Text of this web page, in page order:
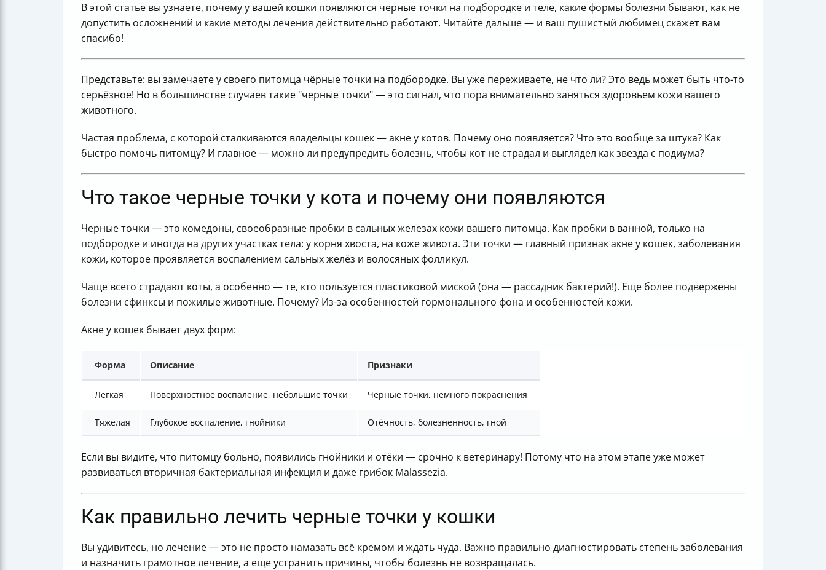
В этой статье вы узнаете, почему у вашей кошки появляются черные точки на подбородке и теле, какие формы болезни бывают, как не
допустить осложнений и какие методы лечения действительно работают. Читайте дальше — и ваш пушистый любимец скажет вам
спасибо!
Представьте: вы замечаете у своего питомца чёрные точки на подбородке. Вы уже переживаете, не что ли? Это ведь может быть что-то
серьёзное! Но в большинстве случаев такие "черные точки" — это сигнал, что пора внимательно заняться здоровьем кожи вашего
животного.
Частая проблема, с которой сталкиваются владельцы кошек — акне у котов. Почему оно появляется? Что это вообще за штука? Как
быстро помочь питомцу? И главное — можно ли предупредить болезнь, чтобы кот не страдал и выглядел как звезда с подиума?
Что такое черные точки у кота и почему они появляются
Черные точки — это комедоны, своеобразные пробки в сальных железах кожи вашего питомца. Как пробки в ванной, только на
подбородке и иногда на других участках тела: у корня хвоста, на коже живота. Эти точки — главный признак акне у кошек, заболевания
кожи, которое проявляется воспалением сальных желёз и волосяных фолликул.
Чаще всего страдают коты, а особенно — те, кто пользуется пластиковой миской (она — рассадник бактерий!). Еще более подвержены
болезни сфинксы и пожилые животные. Почему? Из-за особенностей гормонального фона и особенностей кожи.
Акне у кошек бывает двух форм:
Форма Описание Признаки
Легкая Поверхностное воспаление, небольшие точки Черные точки, немного покраснения
Тяжелая Глубокое воспаление, гнойники Отёчность, болезненность, гной
Если вы видите, что питомцу больно, появились гнойники и отёки — срочно к ветеринару! Потому что на этом этапе уже может
развиваться вторичная бактериальная инфекция и даже грибок Malassezia.
Как правильно лечить черные точки у кошки
Вы удивитесь, но лечение — это не просто намазать всё кремом и ждать чуда. Важно правильно диагностировать степень заболевания
и назначить грамотное лечение, а еще устранить причины, чтобы болезнь не возвращалась.